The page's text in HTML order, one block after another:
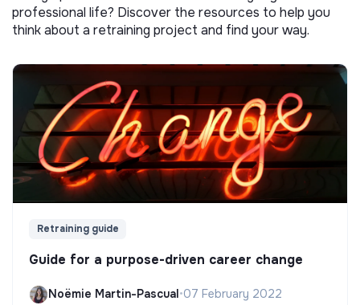
professional life? Discover the resources to help you
think about a retraining project and find your way.
Retraining guide
Guide for a purpose-driven career change
Noëmie Martin-Pascual•07 February 2022